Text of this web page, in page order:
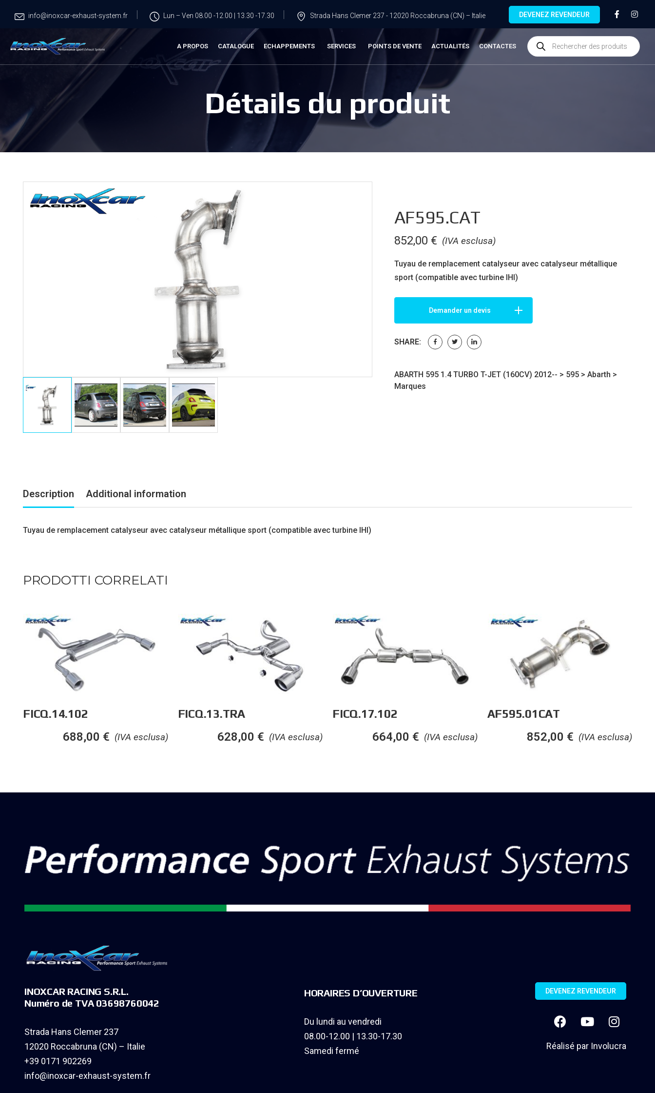
info@inoxcar-exhaust-system.fr Lun – Ven 08.00 -12.00 | 13.30 -17.30 Strada Hans Clemer 237 - 12020 Roccabruna (CN) – Italie DEVENEZ REVENDEUR
A PROPOS CATALOGUE ECHAPPEMENTS SERVICES POINTS DE VENTE ACTUALITÉS CONTACTES
Détails du produit
AF595.CAT
(IVA esclusa)
852,00 €
Tuyau de remplacement catalyseur avec catalyseur métallique
sport (compatible avecturbine IHI)
Demander un devis
SHARE:
ABARTH 595 1.4 TURBO T-JET (160CV) 2012-- > 595> Abarth >
Marques
Description Additional information
Tuyau de remplacement catalyseur avec catalyseur métallique sport (compatible avecturbine IHI)
PRODOTTI CORRELATI
FICQ.14.102
(IVA esclusa)
688,00 €
FICQ.13.TRA
(IVA esclusa)
628,00 €
FICQ.17.102
(IVA esclusa)
664,00 €
AF595.01CAT
(IVA esclusa)
852,00 €
INOXCAR RACING S.R.L.
Numéro de TVA 03698760042
Strada Hans Clemer 237
12020 Roccabruna (CN) – Italie
+39 0171 902269
info@inoxcar-exhaust-system.fr
HORAIRES D’OUVERTURE
Du lundi au vendredi
08.00-12.00 | 13.30-17.30
Samedi fermé
DEVENEZ REVENDEUR
Réalisé par Involucra